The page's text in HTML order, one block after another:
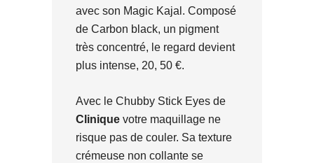
avec son Magic Kajal. Composé
de Carbon black, un pigment
très concentré, le regard devient
plus intense, 20, 50 €.
Avec le Chubby Stick Eyes de
Clinique votre maquillage ne
risque pas de couler. Sa texture
crémeuse non collante se